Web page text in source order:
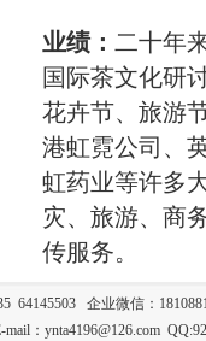
业绩： 二十年
国际茶文化研
花卉节、旅游
港虹霓公司、
虹药业等许多
灾、旅游、商
传服务。
64145503 企业微信：
：ynta4196@126.com